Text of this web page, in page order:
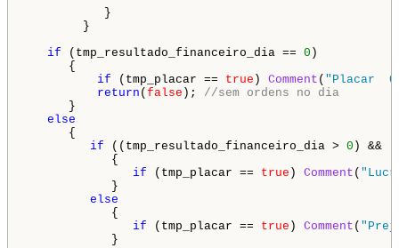
}
}
if (tmp_resultado_financeiro_dia == 0 )
{
if (tmp_placar == true ) Comment ( "Placar
return ( false ); //sem ordens no dia
}
else
{
if ((tmp_resultado_financeiro_dia > 0 ) &&
{
if (tmp_placar == true ) Comment (
}
else
{
if (tmp_placar == true ) Comment (
}